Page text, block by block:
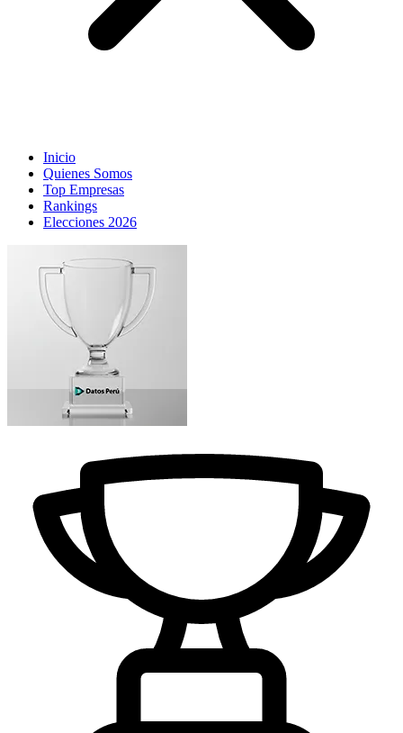
Inicio
Quienes Somos
Top Empresas
Rankings
Elecciones 2026